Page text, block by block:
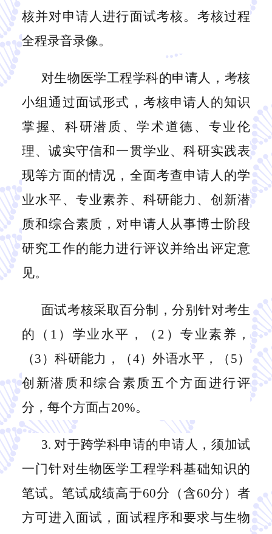
核并对申请人进行面试考核。考核过程
全程录音录像。
对生物医学工程学科的申请人，考核
小组通过面试形式，考核申请人的知识
掌握 、 科研潜质 、学术道德、专业伦
理、诚实守信和一贯学业、科研实践表
现等方面的情况，全面考查申请人 的学
业水平、专业素养、科研能力、创新潜
质和综合素质，对申请人从事博士阶段
研究工作的能力进行评议并给出评定意
见。
面试考核采取百分制，分别针对考生
的
（ 1 ） 学业水平 ，（ 2 ）专业素养 ，
（3 ）科研能力 ，（4）外语水平，（ 5）
创新潜质和综合素质五个方面进行评
分 ， 每个方面占20%。
3.对于跨学科申请的申请人，须加试
一门针对生物医学工程学科基础知识的
笔试。笔试成绩高于60分（含60分）者
方可进入面试，面试程序和要求与生物